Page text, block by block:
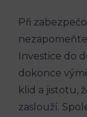
Při
Investice do
dokonce
klid a jistotu,
zaslouží.